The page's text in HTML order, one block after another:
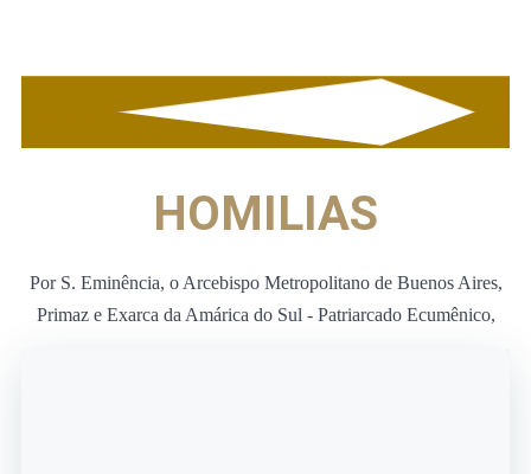
HOMILIAS
Por S. Eminência, o Arcebispo Metropolitano de Buenos Aires,
Primaz e Exarca da Amárica do Sul - Patriarcado Ecumênico,